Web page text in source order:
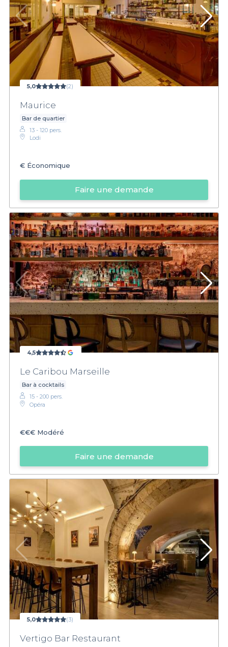
5,0 (2)
Maurice
Bar de quartier
13 - 120 pers.
Lodi
€ Économique
Faire une demande
4,5
Le Caribou Marseille
Bar à cocktails
15 - 200 pers.
Opéra
€€€ Modéré
Faire une demande
5,0 (3)
Vertigo Bar Restaurant